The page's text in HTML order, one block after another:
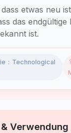
etwas neu
das endgültige
ist.
：Technological
Verwendung